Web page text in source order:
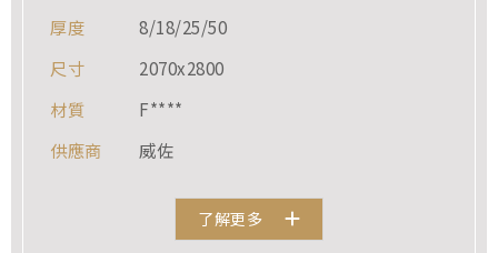
厚度
8/18/25/50
尺寸
2070x2800
材質
F****
供應商
威佐
了解更多